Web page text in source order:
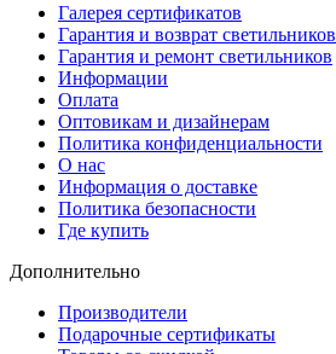
Галерея сертификатов
Гарантия и возврат светильников
Гарантия и ремонт светильников
Информации
Оплата
Оптовикам и дизайнерам
Политика конфиденциальности
О нас
Информация о доставке
Политика безопасности
Где купить
Дополнительно
Производители
Подарочные сертификаты